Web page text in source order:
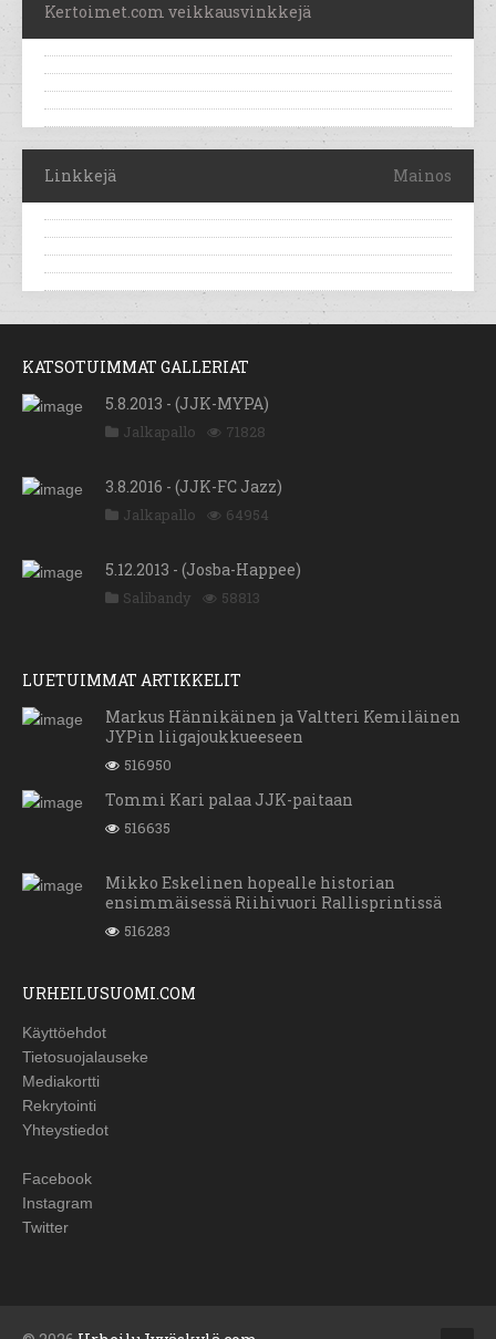
Kertoimet.com veikkausvinkkejä
Linkkejä Mainos
KATSOTUIMMAT GALLERIAT
5.8.2013 - (JJK-MYPA)
Jalkapallo 71828
3.8.2016 - (JJK-FC Jazz)
Jalkapallo 64954
5.12.2013 - (Josba-Happee)
Salibandy 58813
LUETUIMMAT ARTIKKELIT
Markus Hännikäinen ja Valtteri Kemiläinen
JYPin liigajoukkueeseen
516950
Tommi Kari palaa JJK-paitaan
516635
Mikko Eskelinen hopealle historian
ensimmäisessä Riihivuori Rallisprintissä
516283
URHEILUSUOMI.COM
Käyttöehdot
Tietosuojalauseke
Mediakortti
Rekrytointi
Yhteystiedot
Facebook
Instagram
Twitter